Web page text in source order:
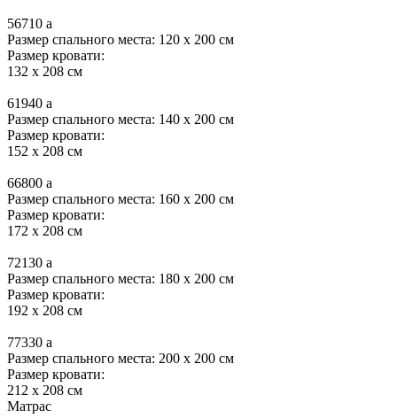
56710 a
Размер спального места: 120 x 200 см
Размер кровати:
132 x 208 см
61940 a
Размер спального места: 140 x 200 см
Размер кровати:
152 x 208 см
66800 a
Размер спального места: 160 x 200 см
Размер кровати:
172 x 208 см
72130 a
Размер спального места: 180 x 200 см
Размер кровати:
192 x 208 см
77330 a
Размер спального места: 200 x 200 см
Размер кровати:
212 x 208 см
Матрас